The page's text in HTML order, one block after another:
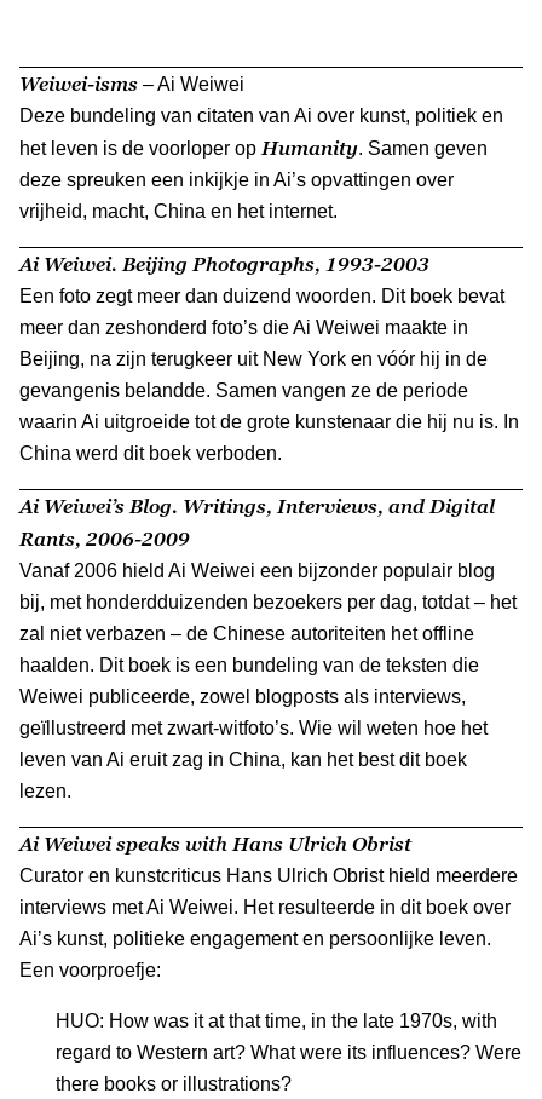
Weiwei-isms – Ai Weiwei
Deze bundeling van citaten van Ai over kunst, politiek en
het leven is de voorloper op Humanity. Samen geven
deze spreuken een inkijkje in Ai’s opvattingen over
vrijheid, macht, China en het internet.
Ai Weiwei. Beijing Photographs, 1993-2003
Een foto zegt meer dan duizend woorden. Dit boek bevat
meer dan zeshonderd foto’s die Ai Weiwei maakte in
Beijing, na zijn terugkeer uit New York en vóór hij in de
gevangenis belandde. Samen vangen ze de periode
waarin Ai uitgroeide tot de grote kunstenaar die hij nu is. In
China werd dit boek verboden.
Ai Weiwei’s Blog. Writings, Interviews, and Digital
Rants, 2006-2009
Vanaf 2006 hield Ai Weiwei een bijzonder populair blog
bij, met honderdduizenden bezoekers per dag, totdat – het
zal niet verbazen – de Chinese autoriteiten het offline
haalden. Dit boek is een bundeling van de teksten die
Weiwei publiceerde, zowel blogposts als interviews,
geïllustreerd met zwart-witfoto’s. Wie wil weten hoe het
leven van Ai eruit zag in China, kan het best dit boek
lezen.
Ai Weiwei speaks with Hans Ulrich Obrist
Curator en kunstcriticus Hans Ulrich Obrist hield meerdere
interviews met Ai Weiwei. Het resulteerde in dit boek over
Ai’s kunst, politieke engagement en persoonlijke leven.
Een voorproefje:
HUO: How was it at that time, in the late 1970s, with
regard to Western art? What were its influences? Were
there books or illustrations?